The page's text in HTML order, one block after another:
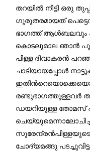
തറയിൽ നീട്ടി ഒരു
ഗുരുതരമായത്
ഭാഗത്ത് ആൾബലവും
കൊടലുമാല ഞാൻ
പിള്ള ദിവാകരൻ
ചാടിയായപ്പോൾ
രണ്ടുഭാഗത്തുള്ളവർ
ഡയറിയുള്ള തോമസ്
ചോദ്യമങ്ങു